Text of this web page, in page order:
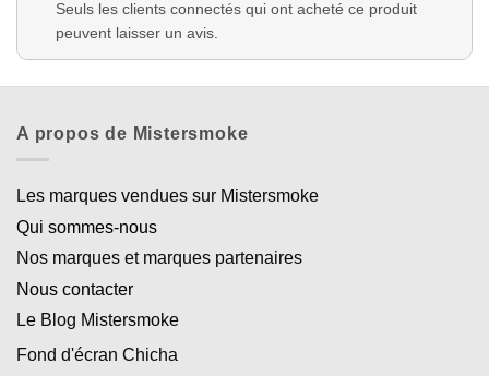
Seuls les clients connectés qui ont acheté ce produit
peuvent laisser un avis.
A propos de Mistersmoke
Les marques vendues sur Mistersmoke
Qui sommes-nous
Nos marques et marques partenaires
Nous contacter
Le Blog Mistersmoke
Fond d'écran Chicha